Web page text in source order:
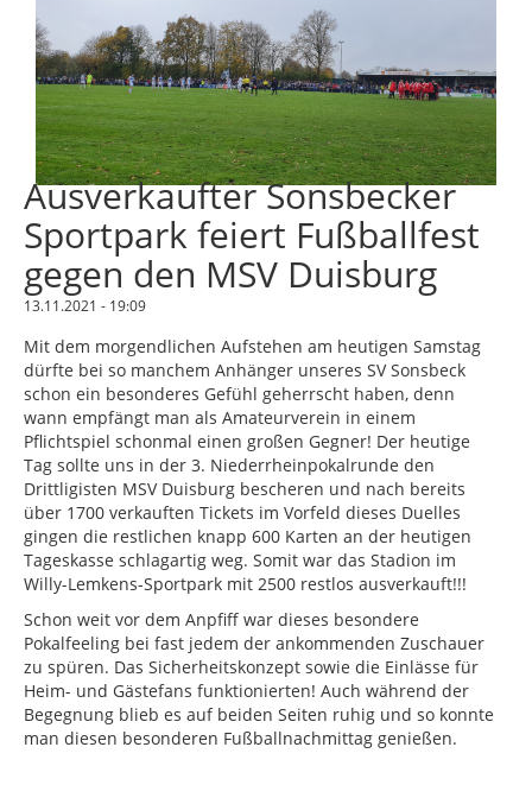
Ausverkaufter Sonsbecker
Sportpark feiert Fußballfest
gegen den MSV Duisburg
13.11.2021 - 19:09
Mit dem morgendlichen Aufstehen am heutigen Samstag
dürfte bei so manchem Anhänger unseres SV Sonsbeck
schon ein besonderes Gefühl geherrscht haben, denn
wann empfängt man als Amateurverein in einem
Pflichtspiel schonmal einen großen Gegner! Der heutige
Tag sollte uns in der 3. Niederrheinpokalrunde den
Drittligisten MSV Duisburg bescheren und nach bereits
über 1700 verkauften Tickets im Vorfeld dieses Duelles
gingen die restlichen knapp 600 Karten an der heutigen
Tageskasse schlagartig weg. Somit war das Stadion im
Willy-Lemkens-Sportpark mit 2500 restlos ausverkauft!!!
Schon weit vor dem Anpfiff war dieses besondere
Pokalfeeling bei fast jedem der ankommenden Zuschauer
zu spüren. Das Sicherheitskonzept sowie die Einlässe für
Heim- und Gästefans funktionierten! Auch während der
Begegnung blieb es auf beiden Seiten ruhig und so konnte
man diesen besonderen Fußballnachmittag genießen.